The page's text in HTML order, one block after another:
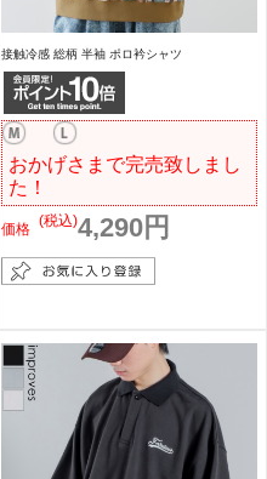
接触冷感 総柄 半袖 ポロ衿シャツ
おかげさまで完売致しまし
た！
価格 4,290円
(税込)